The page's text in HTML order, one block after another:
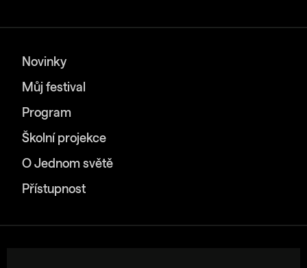
Novinky
Můj festival
Program
Školní projekce
O Jednom světě
Přístupnost